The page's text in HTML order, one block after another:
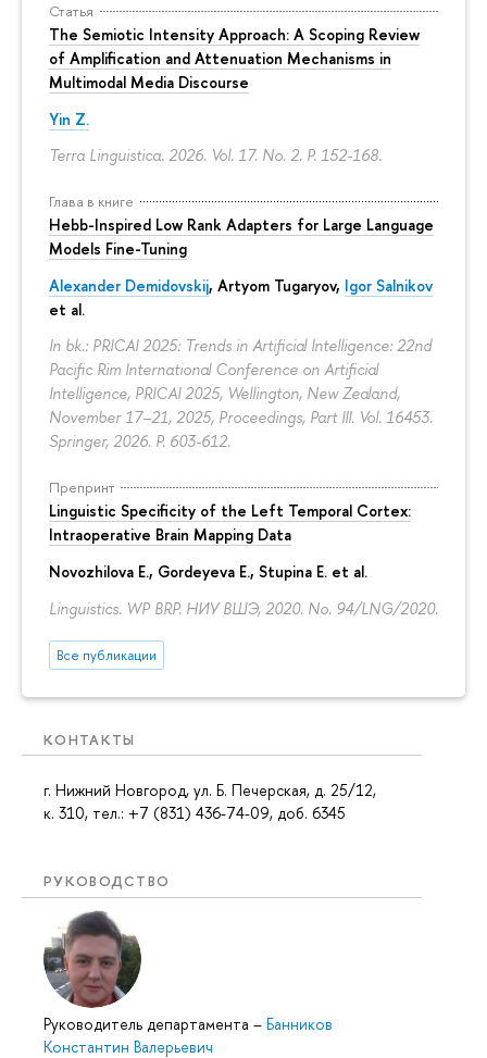
Статья
The Semiotic Intensity Approach: A Scoping Review
of Amplification and Attenuation Mechanisms in
Multimodal Media Discourse
Yin Z.
Terra Linguistica. 2026. Vol. 17. No. 2. P. 152-168.
Глава в книге
Hebb-Inspired Low Rank Adapters for Large Language
Models Fine-Tuning
Alexander Demidovskij, Artyom Tugaryov, Igor Salnikov
et al.
In bk.: PRICAI 2025: Trends in Artificial Intelligence: 22nd
Pacific Rim International Conference on Artificial
Intelligence, PRICAI 2025, Wellington, New Zealand,
November 17–21, 2025, Proceedings, Part III. Vol. 16453.
Springer, 2026. P. 603-612.
Препринт
Linguistic Specificity of the Left Temporal Cortex:
Intraoperative Brain Mapping Data
Novozhilova E., Gordeyeva E., Stupina E. et al.
Linguistics. WP BRP. НИУ ВШЭ, 2020. No. 94/LNG/2020.
Все публикации
КОНТАКТЫ
г. Нижний Новгород, ул. Б. Печерская, д. 25/12,
к. 310, тел.: +7 (831) 436-74-09, доб. 6345
РУКОВОДСТВО
Руководитель департамента – Банников
Константин Валерьевич